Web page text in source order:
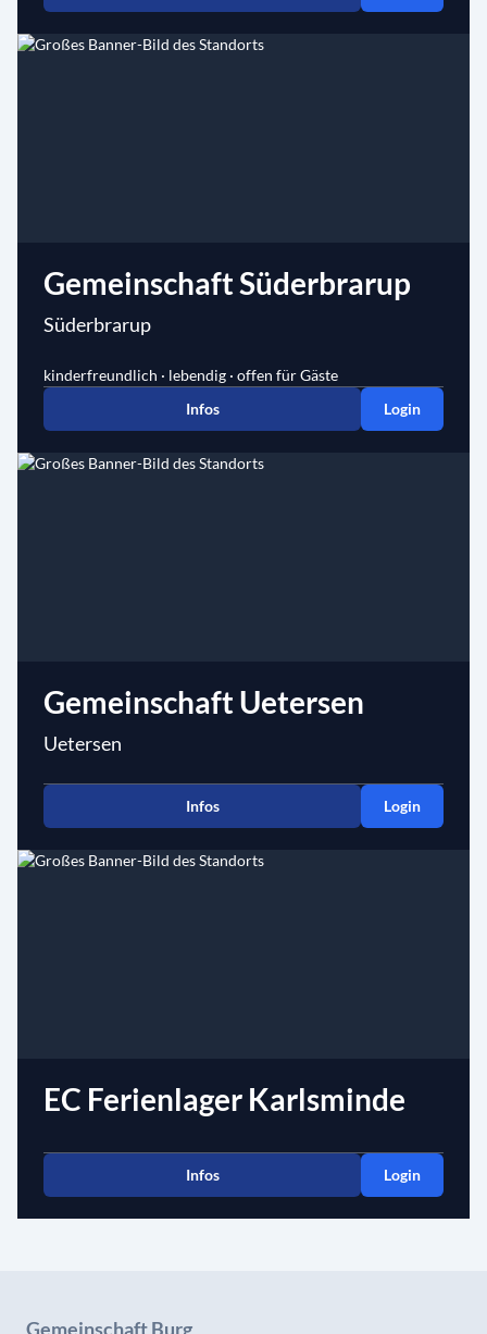
Gemeinschaft Süderbrarup
Süderbrarup
kinderfreundlich · lebendig · offen für Gäste
Infos
Login
Gemeinschaft Uetersen
Uetersen
Infos Login
EC Ferienlager Karlsminde
Infos Login
Gemeinschaft Burg